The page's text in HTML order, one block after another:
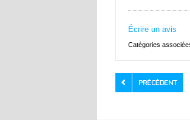
Écrire un avis
Catégories